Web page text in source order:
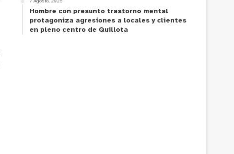
7 Agosto, 2026
Hombre con presunto trastorno mental
protagoniza agresiones a locales y clientes
en pleno centro de Quillota